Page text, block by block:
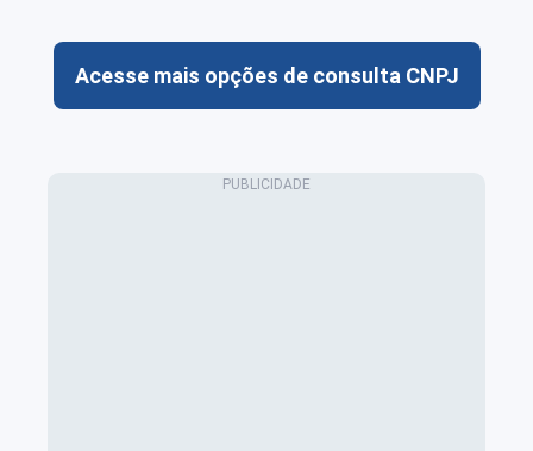
Acesse mais opções de consulta CNPJ